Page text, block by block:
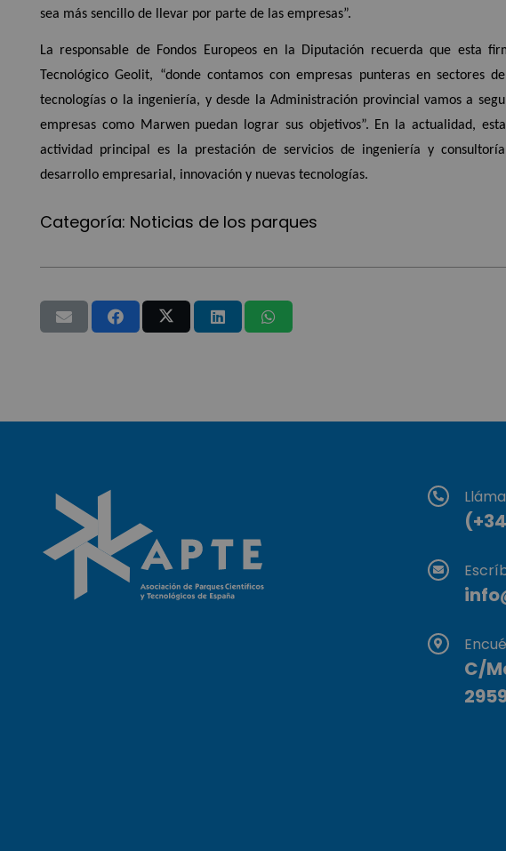
sea más sencillo de llevar por parte de las empresas”.
La responsable de Fondos Europeos en la Diputación recuerda que esta
Tecnológico Geolit, “donde contamos con empresas punteras en sectores
tecnologías o la ingeniería, y desde la Administración provincial vamos a
empresas como Marwen puedan lograr sus objetivos”. En la actualidad,
actividad principal es la prestación de servicios de ingeniería y
desarrollo empresarial, innovación y nuevas tecnologías.
Categoría: Noticias de los parques
C/